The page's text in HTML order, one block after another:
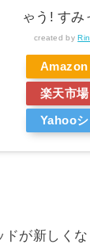
ゃう! すみ
created by
Amazon
楽天市場
Yahoo
が新しくな